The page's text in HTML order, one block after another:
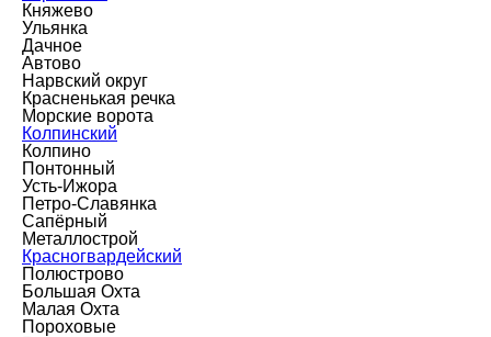
Княжево
Ульянка
Дачное
Автово
Нарвский округ
Красненькая речка
Морские ворота
Колпинский
Колпино
Понтонный
Усть-Ижора
Петро-Славянка
Сапёрный
Металлострой
Красногвардейский
Полюстрово
Большая Охта
Малая Охта
Пороховые